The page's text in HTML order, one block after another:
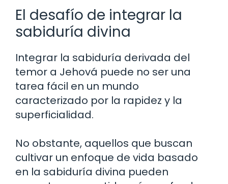
El desafío de integrar la
sabiduría divina
Integrar la sabiduría derivada del
temor a Jehová puede no ser una
tarea fácil en un mundo
caracterizado por la rapidez y la
superficialidad.
No obstante, aquellos que buscan
cultivar un enfoque de vida basado
en la sabiduría divina pueden